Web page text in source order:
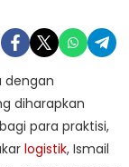
dengan
diharapkan
para praktisi,
logistik, Ismail